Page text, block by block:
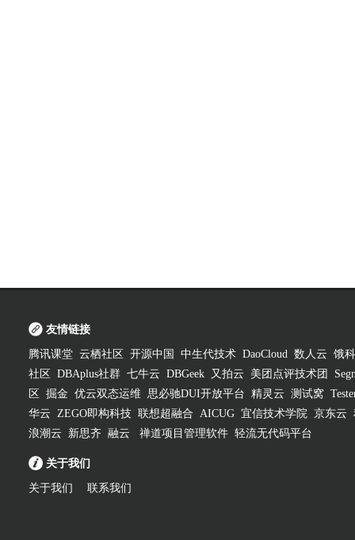
友情链接
腾讯课堂 云栖社区 开源中国 中生代技术 DaoCloud 数人云 饿
社区
DBAplus社群 七牛云 DBGeek 又拍云 美团点评技术团
区
掘金 优云双态运维 思必驰DUI开放平台 精灵云 测试窝
华云 ZEGO即构科技 联想超融合 AICUG 宜信技术学院 京东云
浪潮云
新思齐 融云 禅道项目管理软件 轻流无代码平台
关于我们
关于我们 联系我们